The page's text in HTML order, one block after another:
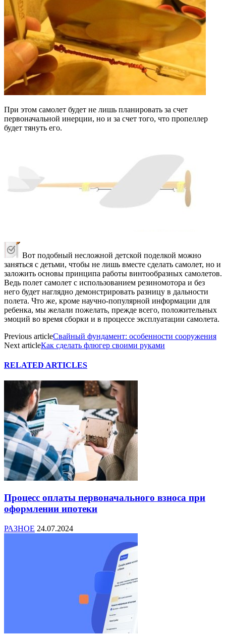
При этом самолет будет не лишь планировать за счет
первоначальной инерции, но и за счет того, что пропеллер
будет тянуть его.
Вот подобный несложной детской поделкой можно
заняться с детьми, чтобы не лишь вместе сделать самолет, но и
заложить основы принципа работы винтообразных самолетов.
Ведь полет самолет с использованием резиномотора и без
него будет наглядно демонстрировать разницу в дальности
полета. Что же, кроме научно-популярной информации для
ребенка, мы желали пожелать, прежде всего, положительных
эмоций во время сборки и в процессе эксплуатации самолета.
Previous articleСвайный фундамент: особенности сооружения
Next articleКак сделать флюгер своими руками
RELATED ARTICLES
Процесс оплаты первоначального взноса при
оформлении ипотеки
РАЗНОЕ 24.07.2024